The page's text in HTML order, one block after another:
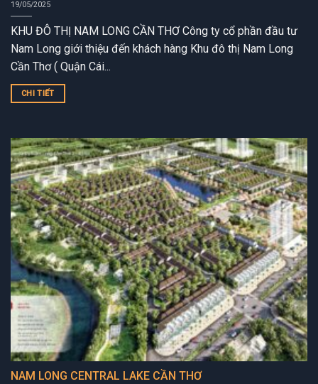
19/05/2025
KHU ĐÔ THỊ NAM LONG CẦN THƠ Công ty cổ phần đầu tư
Nam Long giới thiệu đến khách hàng Khu đô thị Nam Long
Cần Thơ ( Quận Cái...
CHI TIẾT
NAM LONG CENTRAL LAKE CẦN THƠ